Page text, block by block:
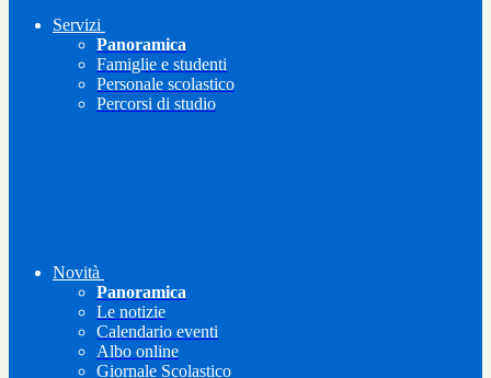
Servizi
Panoramica
Famiglie e studenti
Personale scolastico
Percorsi di studio
Novità
Panoramica
Le notizie
Calendario eventi
Albo online
Giornale Scolastico